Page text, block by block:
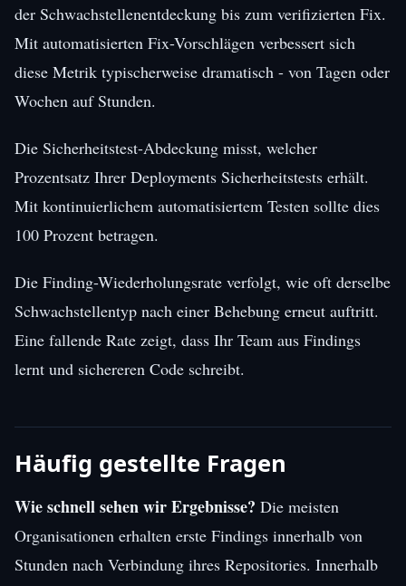
der Schwachstellenentdeckung bis zum verifizierten Fix.
Mit automatisierten Fix-Vorschlägen verbessert sich
diese Metrik typischerweise dramatisch - von Tagen oder
Wochen auf Stunden.
Die Sicherheitstest-Abdeckung misst, welcher
Prozentsatz Ihrer Deployments Sicherheitstests erhält.
Mit kontinuierlichem automatisiertem Testen sollte dies
100 Prozent betragen.
Die Finding-Wiederholungsrate verfolgt, wie oft derselbe
Schwachstellentyp nach einer Behebung erneut auftritt.
Eine fallende Rate zeigt, dass Ihr Team aus Findings
lernt und sichereren Code schreibt.
Häufig gestellte Fragen
Wie schnell sehen wir Ergebnisse? Die meisten
Organisationen erhalten erste Findings innerhalb von
Stunden nach Verbindung ihres Repositories. Innerhalb